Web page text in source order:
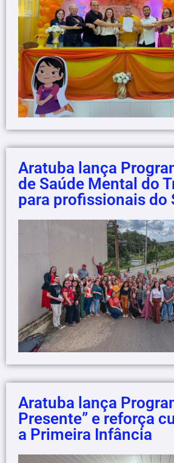
Aratuba lança
de Saúde Mental do
para profissionais do
Aratuba lança
Presente” e reforça
a Primeira Infância